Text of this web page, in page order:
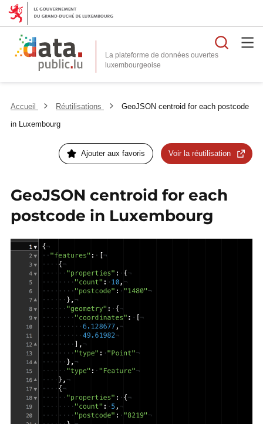
La plateforme de données ouvertes
Accueil Réutilisations
GeoJSON centroid for each postcode
in Luxembourg
Ajouter aux favoris Voir la réutilisation
GeoJSON centroid for each
postcode in Luxembourg